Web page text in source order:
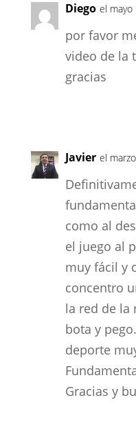
Diego el mayo
por favor
video de la
gracias
Javier el
como al
el juego al
muy fácil y
concentro
la red de la
bota y
deporte
Gracias y